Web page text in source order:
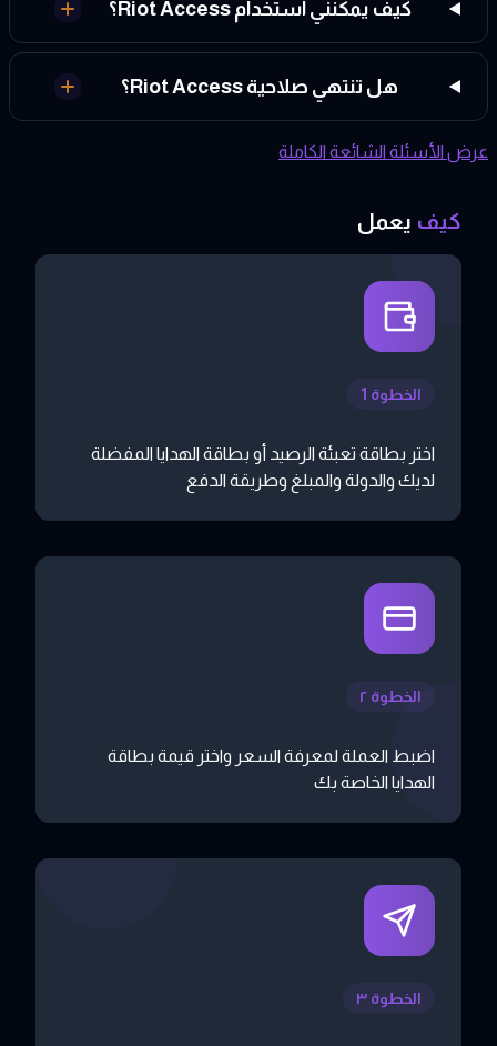
كيف يمكنني استخدام Riot Access؟
هل تنتهي صلاحية Riot Access؟
عرض الأسئلة الشائعة الكاملة
كيف يعمل
الخطوة 1
اختر بطاقة تعبئة الرصيد أو بطاقة الهدايا المفضلة
لديك والدولة والمبلغ وطريقة الدفع
الخطوة ٢
اضبط العملة لمعرفة السعر واختر قيمة بطاقة
الهدايا الخاصة بك
الخطوة ٣